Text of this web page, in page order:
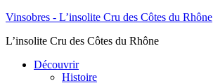
Vinsobres - L’insolite Cru des Côtes du Rhône
L’insolite Cru des Côtes du Rhône
Découvrir
Histoire